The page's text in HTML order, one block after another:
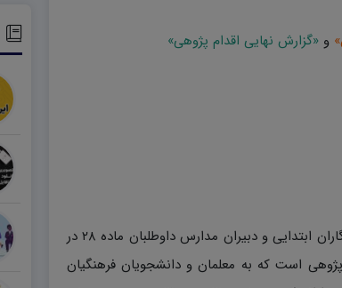
و «گزارش نهایی اقدام پژوهی»
و دبیران مدارس داوطلبان ماده ۲۸ در
است که به معلمان و دانشجویان فرهنگیان